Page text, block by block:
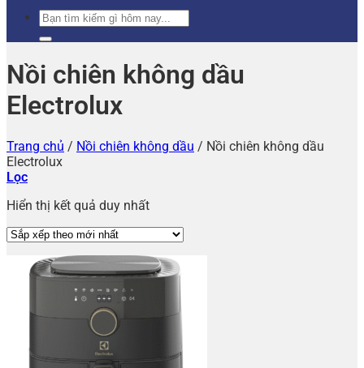
Tìm
kiếm:
Nồi chiên không dầu
Electrolux
Trang chủ / Nồi chiên không dầu / Nồi chiên không dầu
Electrolux
Lọc
Hiển thị kết quả duy nhất